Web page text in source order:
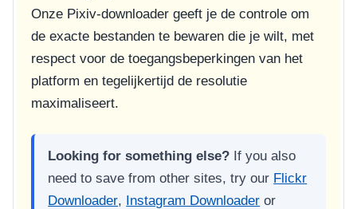
Onze Pixiv-downloader geeft je de controle om
de exacte bestanden te bewaren die je wilt, met
respect voor de toegangsbeperkingen van het
platform en tegelijkertijd de resolutie
maximaliseert.
Looking for something else? If you also
need to save from other sites, try our Flickr
Downloader, Instagram Downloader or